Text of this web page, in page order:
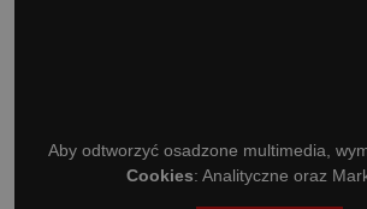
Aby odtworzyć osadzone multimedia,
Cookies: Analityczne oraz